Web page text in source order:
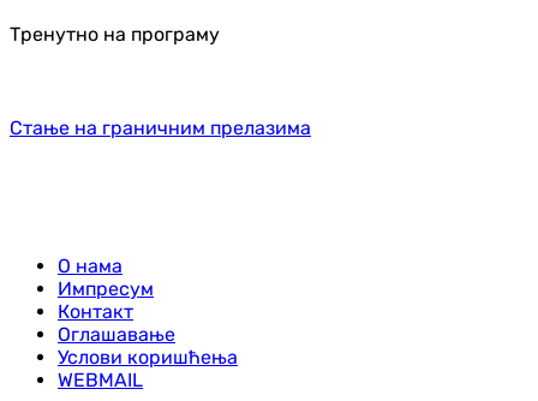
Тренутно на програму
Стање на граничним прелазима
О нама
Импресум
Контакт
Оглашавање
Услови коришћења
WEBMAIL